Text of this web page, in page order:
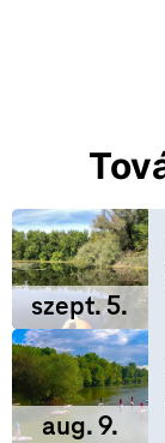
szept. 5.
aug. 9.